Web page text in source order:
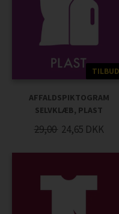
TILBUD
AFFALDSPIKTOGRAM
SELVKLÆB, PLAST
29,00 24,65 DKK